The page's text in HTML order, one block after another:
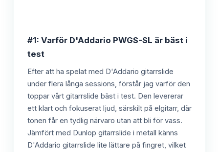
#1: Varför D'Addario PWGS-SL är bäst i
test
Efter att ha spelat med D'Addario gitarrslide
under flera långa sessions, förstår jag varför den
toppar vårt gitarrslide bäst i test. Den levererar
ett klart och fokuserat ljud, särskilt på elgitarr, där
tonen får en tydlig närvaro utan att bli för vass.
Jämfört med Dunlop gitarrslide i metall känns
D'Addario gitarrslide lite lättare på fingret, vilket